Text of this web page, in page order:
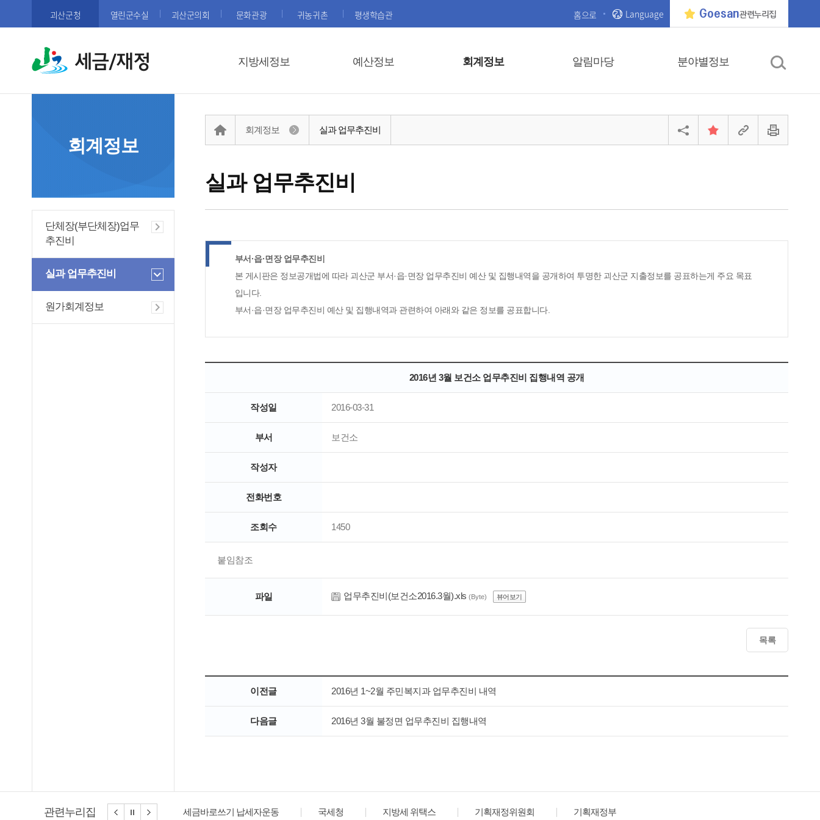
괴산군청 열린군수실 괴산군의회 문화관광 귀농귀촌 평생학습관 홈으로 Language Goesan관련누리집
세금/재정 지방세정보 예산정보 회계정보 알림마당 분야별정보
회계정보
단체장(부단체장)업무
추진비
실과 업무추진비
원가회계정보
실과 업무추진비
회계정보 실과 업무추진비
부서·읍·면장 업무추진비
본 게시판은 정보공개법에 따라 괴산군 부서·읍·면장 업무추진비 예산 및 집행내역을 공개하여 투명한 괴산군 지출정보를 공표하는게 주요 목표
입니다.
부서·읍·면장 업무추진비 예산 및 집행내역과 관련하여 아래와 같은 정보를 공표합니다.
2016년 3월 보건소 업무추진비 집행내역 공개
작성일 2016-03-31
부서 보건소
작성자
전화번호
조회수 1450
붙임참조
파일 업무추진비(보건소2016.3월).xls (Byte) 뷰어보기
목록
이전글 2016년 1~2월 주민복지과 업무추진비 내역
다음글 2016년 3월 불정면 업무추진비 집행내역
관련누리집 세금바로쓰기 납세자운동 국세청 지방세 위택스 기획재정위원회 기획재정부